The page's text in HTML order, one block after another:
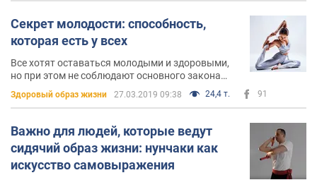
Секрет молодости: способность,
которая есть у всех
Все хотят оставаться молодыми и здоровыми,
но при этом не соблюдают основного закона
молодости - это гибкость
Здоровый образ жизни 27.03.2019 09:38 24,4 т. 91
Важно для людей, которые ведут
сидячий образ жизни: нунчаки как
искусство самовыражения